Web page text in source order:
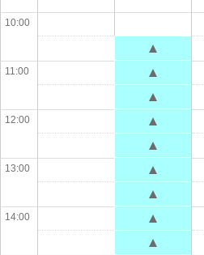
10:00
11:00
12:00
13:00
14:00